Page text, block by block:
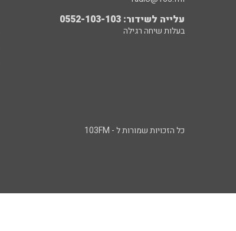
עלייה לשידור: 0552-103-103
בעלות שיחה רגילה
כל הזכויות שמורות ל - 103FM